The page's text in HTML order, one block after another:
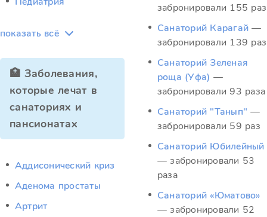
показать всё
🏥 Заболевания,
которые лечат в
санаториях и
пансионатах
Аддисонический криз
Аденома простаты
Артрит
забронировали 155 раз
Санаторий Карагай —
забронировали 139 раз
Санаторий Зеленая
роща (Уфа) —
забронировали 93 раза
Санаторий "Танып" —
забронировали 59 раз
Санаторий Юбилейный
— забронировали 53
раза
Санаторий «Юматово»
— забронировали 52